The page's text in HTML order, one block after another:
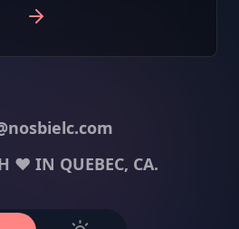
❤️ IN QUEBEC, CA.